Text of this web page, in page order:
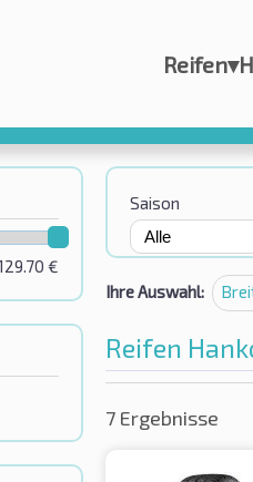
Reifen▾
€
Saison
Ihre Auswahl:
Reifen
7 Ergebnisse